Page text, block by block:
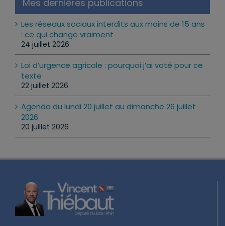
Mes dernières publications
Les réseaux sociaux interdits aux moins de 15 ans
: ce qui change vraiment
24 juillet 2026
Loi d’urgence agricole : pourquoi j’ai voté pour ce
texte
22 juillet 2026
Agenda du lundi 20 juillet au dimanche 26 juillet
2026
20 juillet 2026